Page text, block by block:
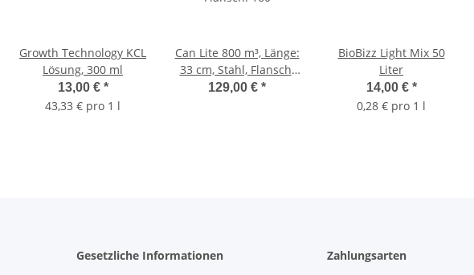
Growth Technology KCL
Lösung, 300 ml
13,00 € *
43,33 € pro 1 l
Can Lite 800 m³, Länge:
33 cm, Stahl, Flansch:
160
129,00 € *
BioBizz Light Mix 50
Liter
14,00 € *
0,28 € pro 1 l
Gesetzliche Informationen Zahlungsarten